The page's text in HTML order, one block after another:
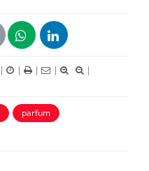
| | | |
|
parfum